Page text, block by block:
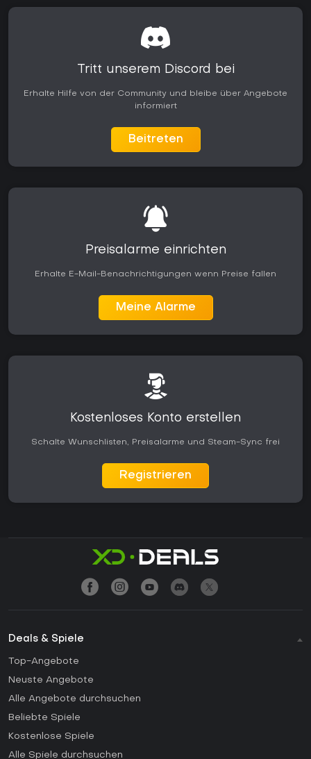
Tritt unserem Discord bei
Erhalte Hilfe von der Community und bleibe über Angebote
informiert
Beitreten
Preisalarme einrichten
Erhalte E-Mail-Benachrichtigungen wenn Preise fallen
Meine Alarme
Kostenloses Konto erstellen
Schalte Wunschlisten, Preisalarme und Steam-Sync frei
Registrieren
Deals & Spiele
Top-Angebote
Neuste Angebote
Alle Angebote durchsuchen
Beliebte Spiele
Kostenlose Spiele
Alle Spiele durchsuchen